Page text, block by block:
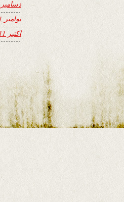
دسامبر 2011
نوامبر 2011
اکتبر 2011